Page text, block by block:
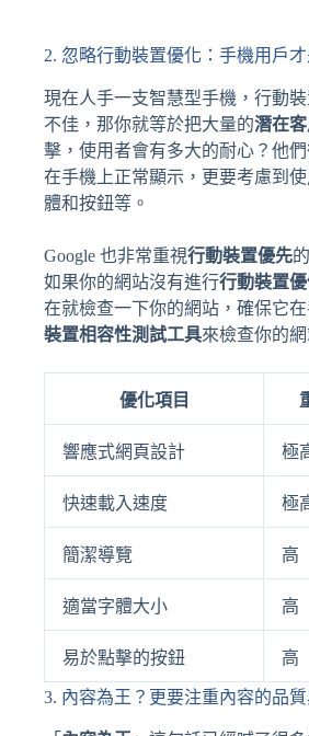
2. 忽略行動裝置優化：手機用戶才
現在人手一支智慧型手機，行動
不佳，那你就等於把大量的潛在客
擊，使用者會有多大的耐心？他
在手機上正常顯示，更要考慮到
體和按鈕等。
Google 也非常重視行動裝置優先
如果你的網站沒有進行行動裝置
在就檢查一下你的網站，確保它
裝置相容性測試工具來檢查你的
優化項目
響應式網頁設計 極
快速載入速度 極
簡潔導覽 高
適當字體大小 高
易於點擊的按鈕 高
3. 內容為王？更要注重內容的品質